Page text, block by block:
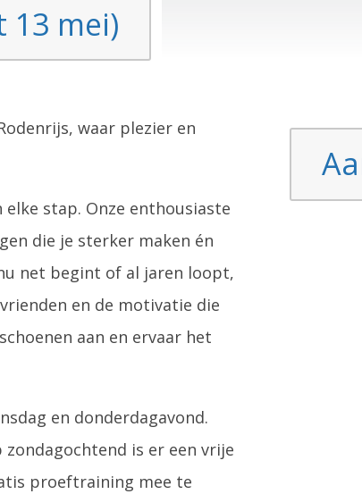
13 mei)
waar plezier en
stap. Onze enthousiaste
die je sterker maken én
net begint of al jaren loopt,
en de motivatie die
aan en ervaar het
en donderdagavond.
is er een vrije
proeftraining mee te